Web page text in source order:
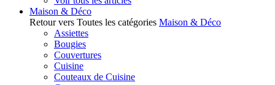
Maison & Déco
Retour vers Toutes les catégories Maison & Déco
Assiettes
Bougies
Couvertures
Cuisine
Couteaux de Cuisine